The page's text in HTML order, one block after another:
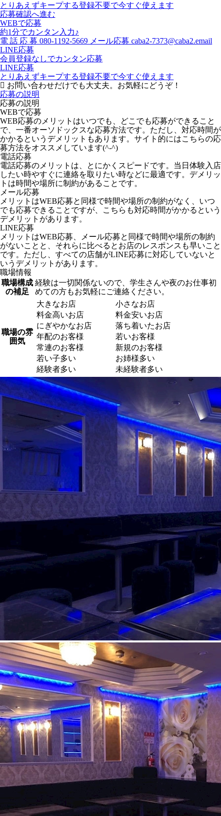
とりあえずキープする登録不要で今すぐ使えます
応募確認へ進む
WEBで応募
約1分でカンタン入力♪
電 話 応 募 080-1192-5669 メール応募 caba2-7373@caba2.email
LINE応募
会員登録なしでカンタン応募
LINE応募
とりあえずキープする登録不要で今すぐ使えます
お問い合わせだけでも大丈夫。お気軽にどうぞ！
応募の説明
応募の説明
WEBで応募
WEB応募のメリットはいつでも、どこでも応募ができること
で、一番オーソドックスな応募方法です。ただし、対応時間が
かかるというデメリットもあります。サイト的にはこちらの応
募方法をオススメしています(^-^)
電話応募
電話応募のメリットは、とにかくスピードです。当日体験入店
したい時やすぐに連絡を取りたい時などに最適です。デメリッ
トは時間や場所に制約があることです。
メール応募
メリットはWEB応募と同様で時間や場所の制約がなく、いつ
でも応募できることですが、こちらも対応時間がかかるという
デメリットがあります。
LINE応募
メリットはWEB応募、メール応募と同様で時間や場所の制約
がないことと、それらに比べるとお店のレスポンスも早いこと
です。ただし、すべての店舗がLINE応募に対応していないと
いうデメリットがあります。
職場情報
職場構成
の補足
経験は一切関係ないので、学生さんや夜のお仕事初
めての方もお気軽にご連絡ください。
職場の雰
囲気
大きなお店
小さなお店
料金高いお店
料金安いお店
にぎやかなお店
落ち着いたお店
年配のお客様
若いお客様
常連のお客様
新規のお客様
若い子多い
お姉様多い
経験者多い
未経験者多い